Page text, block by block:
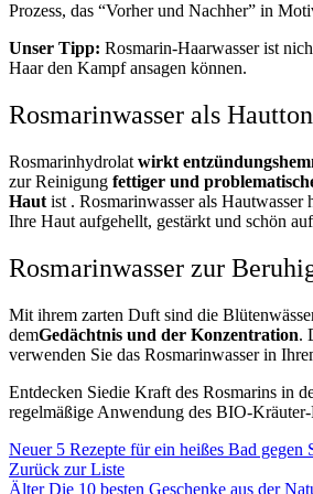
Prozess, das “Vorher und Nachher” in
Unser Tipp: Rosmarin-Haarwasser ist
Haar den Kampf ansagen können.
Rosmarinwasser als
Rosmarinhydrolat wirkt
zur Reinigung fettiger und
Haut ist . Rosmarinwasser als
Ihre Haut aufgehellt, gestärkt und schön
Rosmarinwasser zur
Mit ihrem zarten Duft sind die
demGedächtnis und der Konzentration.
verwenden Sie das Rosmarinwasser in
Entdecken Siedie Kraft des Rosmarins in
regelmäßige Anwendung des BIO-Kräuter-
Neuer 5 Rezepte für ein heißes Bad gegen
Zurück zur Liste
Älter Die 10 besten Geschenke aus der